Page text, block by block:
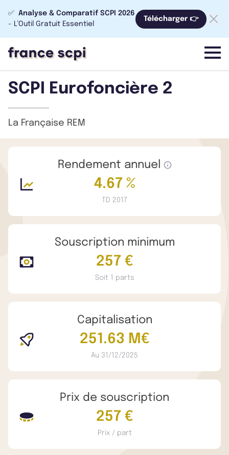
✅ Analyse & Comparatif SCPI 2026
- L’Outil Gratuit Essentiel
Télécharger 👉
menu
SCPI Eurofoncière 2
La Française REM
Rendement annuel
4.67 %
TD 2017
Souscription minimum
257 €
Soit 1 parts
Capitalisation
251.63 M€
Au 31/12/2025
Prix de souscription
257 €
Prix / part